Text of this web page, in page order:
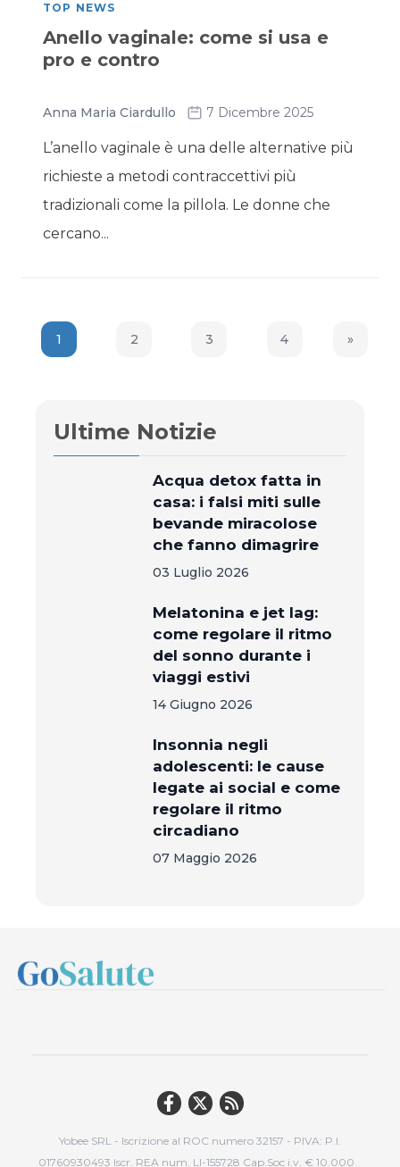
TOP NEWS
Anello vaginale: come si usa e
pro e contro
Anna Maria Ciardullo 7 Dicembre 2025
L’anello vaginale è una delle alternative più
richieste a metodi contraccettivi più
tradizionali come la pillola. Le donne che
cercano...
1 2 3 4 Next
»
Ultime Notizie
Acqua detox fatta in
casa: i falsi miti sulle
bevande miracolose
che fanno dimagrire
03 Luglio 2026
Melatonina e jet lag:
come regolare il ritmo
del sonno durante i
viaggi estivi
14 Giugno 2026
Insonnia negli
adolescenti: le cause
legate ai social e come
regolare il ritmo
circadiano
07 Maggio 2026
Yobee SRL - Iscrizione al ROC numero 32157 - PIVA: P.I.
01760930493 Iscr. REA num. LI-155728 Cap.Soc i.v. € 10.000